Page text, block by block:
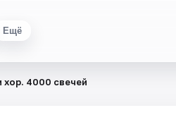
Ещё
хор. 4000 свечей